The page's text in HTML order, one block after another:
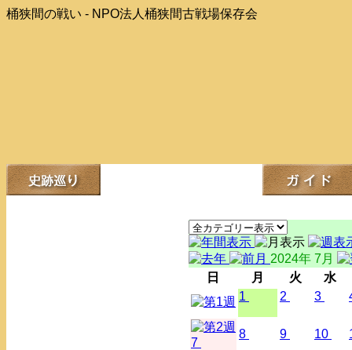
桶狭間の戦い - NPO法人桶狭間古戦場保存会
2024年 7月
日
月 火
水
1
2 3
7
8 9 10